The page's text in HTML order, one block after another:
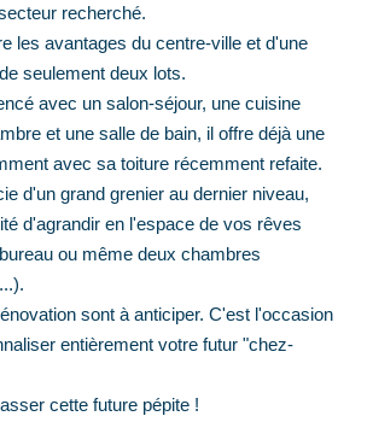
recherché.
les avantages du centre-ville et d'une
seulement deux lots.
avec un salon-séjour, une cuisine
et une salle de bain, il offre déjà une
avec sa toiture récemment refaite.
d'un grand grenier au dernier niveau,
d'agrandir en l'espace de vos rêves
ou même deux chambres
sont à anticiper. C'est l'occasion
entièrement votre futur "chez-
cette future pépite !